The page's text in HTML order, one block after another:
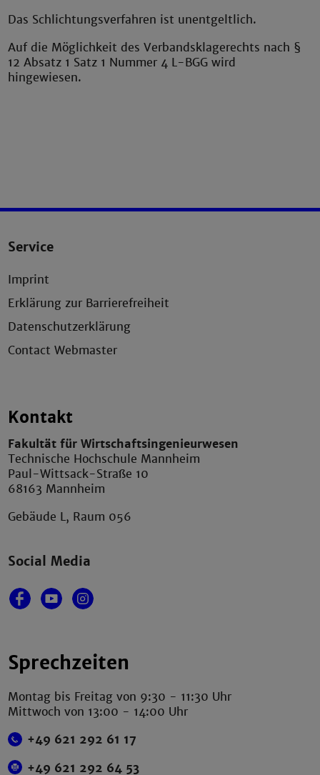
Das Schlichtungsverfahren ist unentgeltlich.
Auf die Möglichkeit des Verbandsklagerechts nach §
12 Absatz 1 Satz 1 Nummer 4 L-BGG wird
hingewiesen.
Service
Imprint
Erklärung zur Barrierefreiheit
Datenschutzerklärung
Contact Webmaster
Kontakt
Fakultät für Wirtschaftsingenieurwesen
Technische Hochschule Mannheim
Paul-Wittsack-Straße 10
68163 Mannheim
Gebäude L, Raum 056
Social Media
Sprechzeiten
Montag bis Freitag von 9:30 - 11:30 Uhr
Mittwoch von 13:00 - 14:00 Uhr
+49 621 292 61 17
+49 621 292 64 53